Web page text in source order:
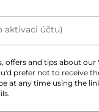
aktivaci účtu)
offers and tips about our
prefer not to receive
at any time using the